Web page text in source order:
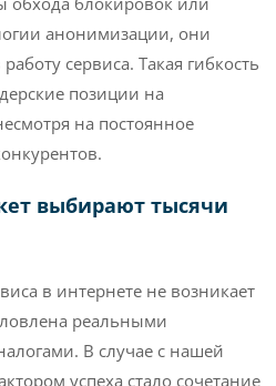
анонимизации, они
сервиса. Такая гибкость
позиции на
на постоянное
выбирают тысячи
в интернете не возникает
реальными
В случае с нашей
успеха стало сочетание